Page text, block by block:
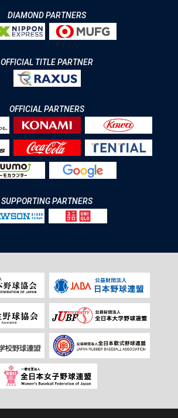
DIAMOND PARTNERS
OFFICIAL TITLE PARTNER
OFFICIAL PARTNERS
SUPPORTING PARTNERS